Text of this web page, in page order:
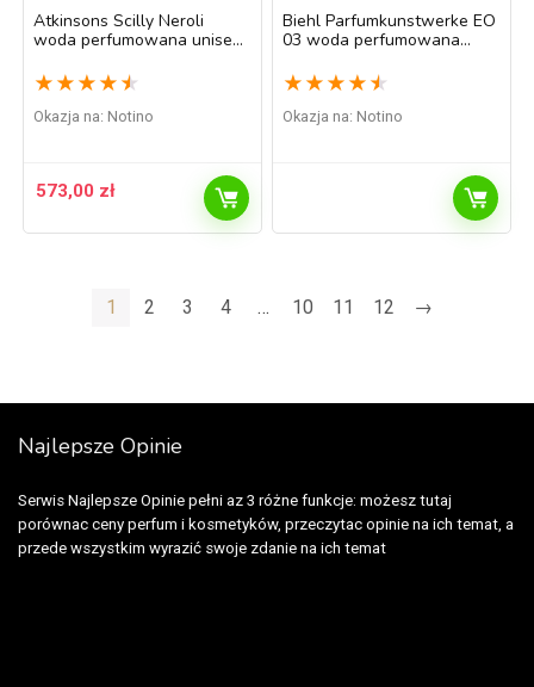
Atkinsons Scilly Neroli
woda perfumowana unisex
★ ★ ★ ★ ★
Okazja na: Notino
573,00 zł
Biehl Parfumkunstwerke EO
03 woda perfumowana
★ ★ ★ ★ ★
Okazja na: Notino
1 2 3 4 … 10 11 12 →
Najlepsze Opinie
Serwis Najlepsze Opinie pełni az 3 różne funkcje: możesz tutaj
porównac ceny perfum i kosmetyków, przeczytac opinie na ich temat, a
przede wszystkim wyrazić swoje zdanie na ich temat